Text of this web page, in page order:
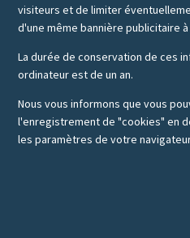
visiteurs et de limiter
d'une même bannière publicitaire
La durée de conservation de ces
ordinateur est de un an.
Nous vous informons que vous
l'enregistrement de "cookies" en
les paramètres de votre